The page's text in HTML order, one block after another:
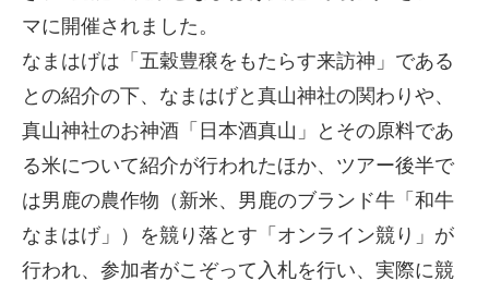
マに開催されました。
なまはげは「五穀豊穣をもたらす来訪神」である
との紹介の下、なまはげと真山神社の関わりや、
真山神社のお神酒「日本酒真山」とその原料であ
る米について紹介が行われたほか、ツアー後半で
は男鹿の農作物（新米、男鹿のブランド牛「和牛
なまはげ」）を競り落とす「オンライン競り」が
行われ、参加者がこぞって入札を行い、実際に競